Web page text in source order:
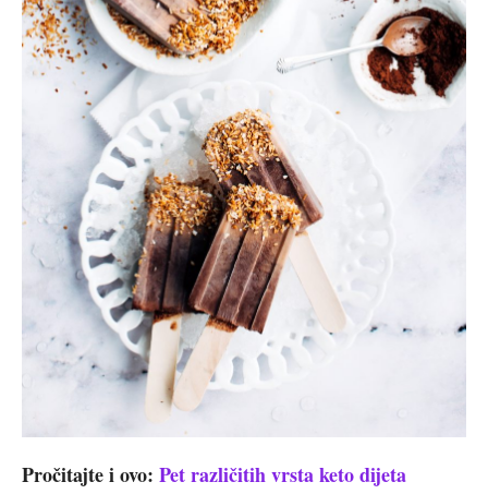
Pročitajte i ovo: Pet različitih vrsta keto dijeta